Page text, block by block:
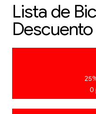
Lista de
0